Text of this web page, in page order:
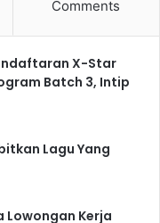
Comments
X-Star
Batch 3, Intip
Lagu Yang
Lowongan Kerja